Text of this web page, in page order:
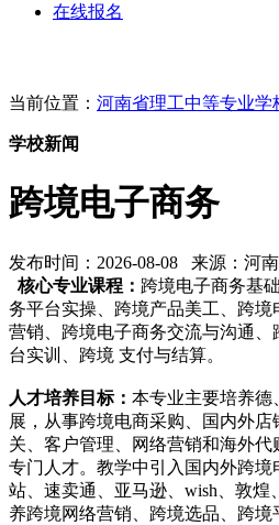
在线报名
当前位置： 河南省理工中等专业学
学校新闻
跨境电子商务
发布时间：2026-08-08 来源：河
核心专业课程： 跨境电子商务基
务平台实操、跨境产品美工、跨
营销、跨境电子商务交流与沟通
台实训、跨境 支付与结算。
人才培养目标： 本专业主要培养德
展，从事跨境电商采购、国内外
关、客户管理、网络营销和海外
专门人才。教学中引入国内外跨
站、速卖通、亚马逊、wish、敦煌
养跨境网络营销、跨境选品、跨境